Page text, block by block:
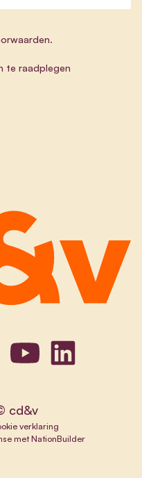
te raadplegen
cd&v
verklaring
metNationBuilder